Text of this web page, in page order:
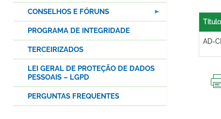
Título
AD-
CONSELHOS E FÓRUNS
PROGRAMA DE INTEGRIDADE
TERCEIRIZADOS
LEI GERAL DE PROTEÇÃO DE DADOS
PESSOAIS – LGPD
PERGUNTAS FREQUENTES